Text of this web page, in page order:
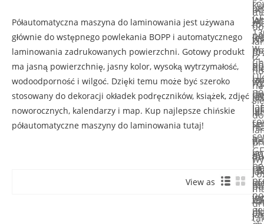
Półautomatyczna maszyna do laminowania jest używana
głównie do wstępnego powlekania BOPP i automatycznego
laminowania zadrukowanych powierzchni. Gotowy produkt
ma jasną powierzchnię, jasny kolor, wysoką wytrzymałość,
wodoodporność i wilgoć. Dzięki temu może być szeroko
stosowany do dekoracji okładek podręczników, książek, zdjęć
noworocznych, kalendarzy i map. Kup najlepsze chińskie
półautomatyczne maszyny do laminowania tutaj!
View as
do
na
do
z
w
do
i
jak
do
(z
się
do
i
to
i
do
jak
i